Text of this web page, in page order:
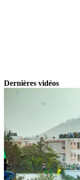
Dernières vidéos